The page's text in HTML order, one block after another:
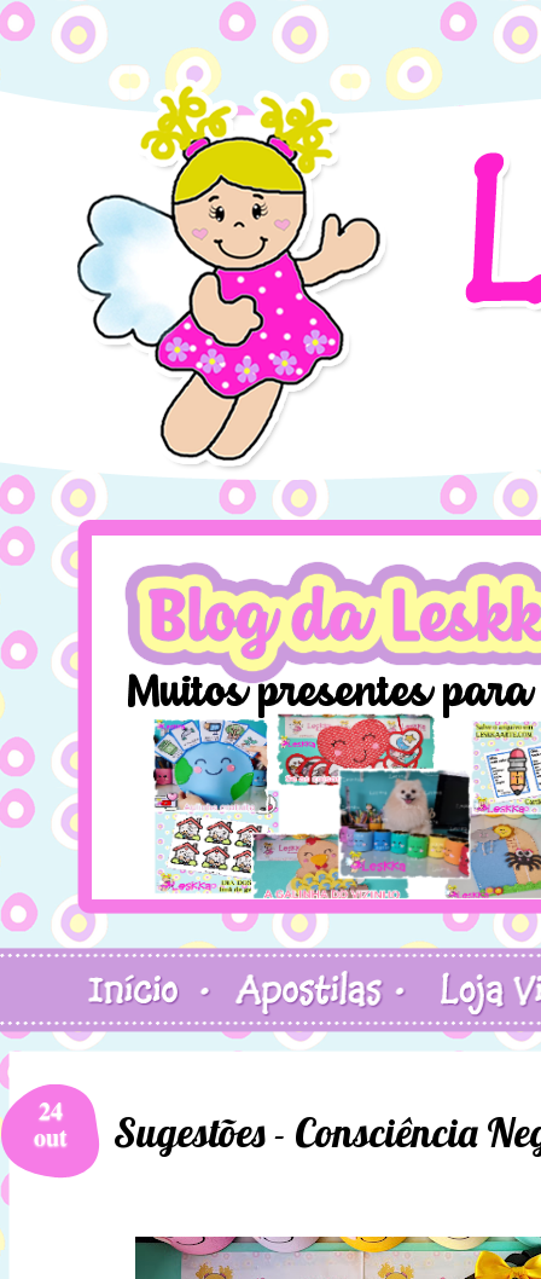
24
out Sugestões - Consciência